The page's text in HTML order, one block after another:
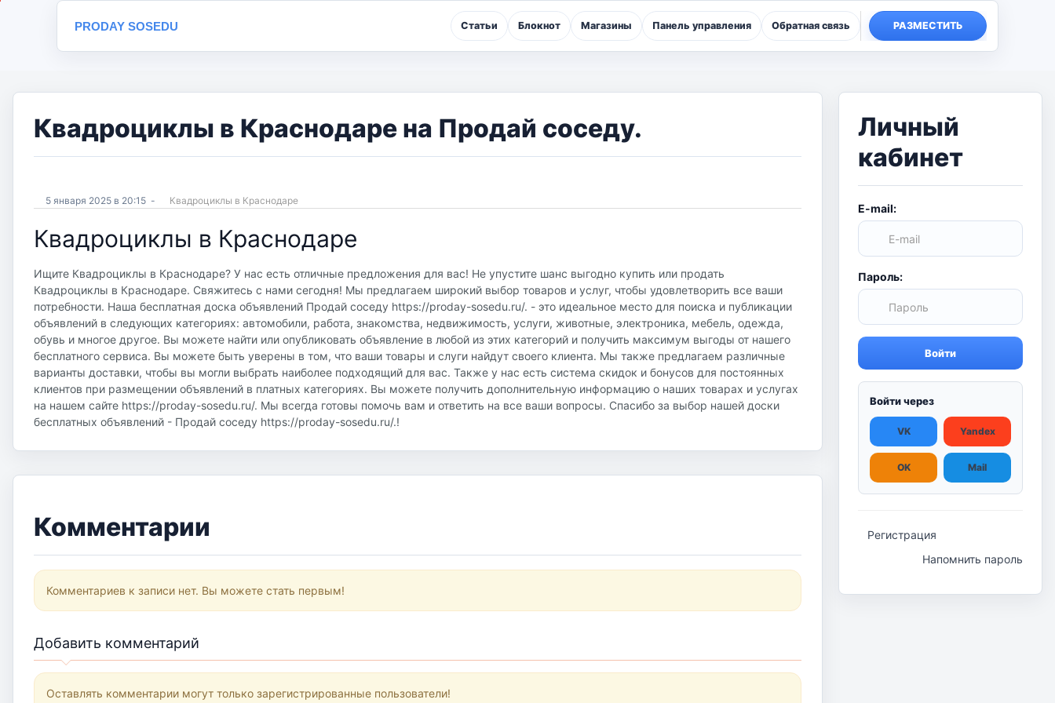
PRODAY SOSEDU Статьи Блокнот Магазины Панель управления Обратная связь РАЗМЕСТИТЬ
Квадроциклы в Краснодаре на Продай соседу.
5 января 2025 в 20:15 - Квадроциклы в Краснодаре
Квадроциклы в Краснодаре
Ищите Квадроциклы в Краснодаре? У нас есть отличные предложения для вас! Не упустите шанс выгодно купить или продать
Квадроциклы в Краснодаре. Свяжитесь с нами сегодня! Мы предлагаем широкий выбор товаров и услуг, чтобы удовлетворить все ваши
потребности. Наша бесплатная доска объявлений Продай соседу https://proday-sosedu.ru/. - это идеальное место для поиска и публикации
объявлений в следующих категориях: автомобили, работа, знакомства, недвижимость, услуги, животные, электроника, мебель, одежда,
обувь и многое другое. Вы можете найти или опубликовать объявление в любой из этих категорий и получить максимум выгоды от нашего
бесплатного сервиса. Вы можете быть уверены в том, что ваши товары и слуги найдут своего клиента. Мы также предлагаем различные
варианты доставки, чтобы вы могли выбрать наиболее подходящий для вас. Также у нас есть система скидок и бонусов для постоянных
клиентов при размещении объявлений в платных категориях. Вы можете получить дополнительную информацию о наших товарах и услугах
на нашем сайте https://proday-sosedu.ru/. Мы всегда готовы помочь вам и ответить на все ваши вопросы. Спасибо за выбор нашей доски
бесплатных объявлений - Продай соседу https://proday-sosedu.ru/.!
Комментарии
Комментариев к записи нет. Вы можете стать первым!
Добавить комментарий
Оставлять комментарии могут только зарегистрированные пользователи!
Личный
кабинет
E-mail:
Пароль:
Войти
Войти через
VK Yandex
OK Mail
Регистрация
Напомнить пароль